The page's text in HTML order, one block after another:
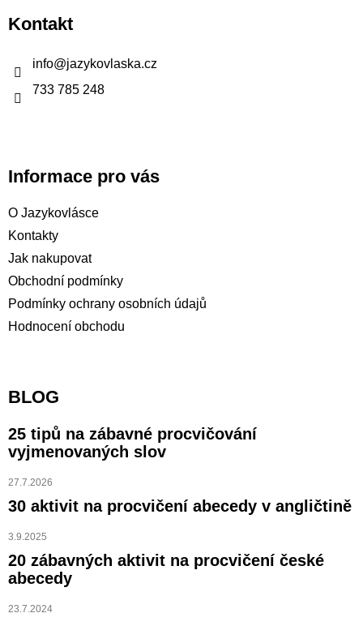
p
aKontakt
info@jazykovlaska.cz
733 785 248
Informace pro vás
O Jazykovlásce
Kontakty
Jak nakupovat
Obchodní podmínky
Podmínky ochrany osobních údajů
Hodnocení obchodu
BLOG
25 tipů na zábavné procvičování
vyjmenovaných slov
27.7.2026
30 aktivit na procvičení abecedy v angličtině
3.9.2025
20 zábavných aktivit na procvičení české
abecedy
23.7.2024